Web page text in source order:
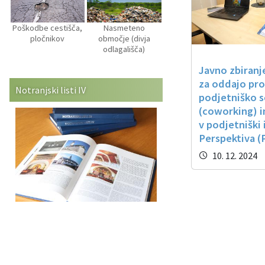
Javno
za oddajo
podjetniško
(coworking)
v podjetniški
Perspektiva
10. 12. 2024
Poškodbe cestišča,
pločnikov
Nasmeteno
območje (divja
odlagališča)
Notranjski listi IV